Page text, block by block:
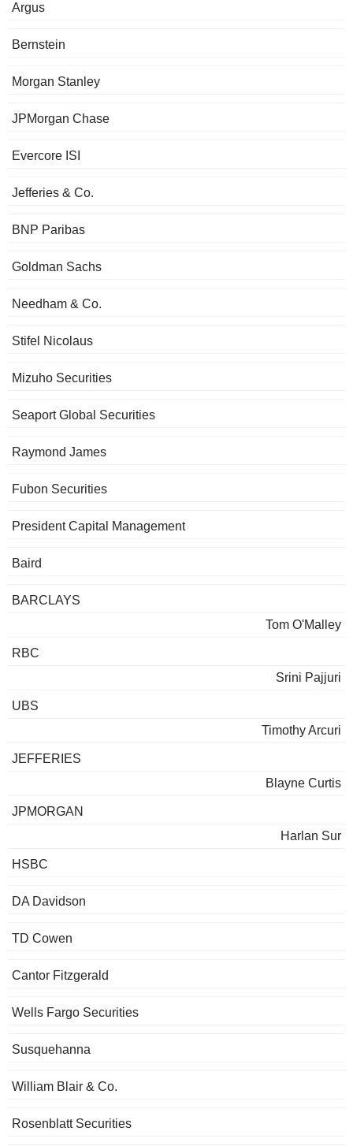
Argus
Bernstein
Morgan Stanley
JPMorgan Chase
Evercore ISI
Jefferies & Co.
BNP Paribas
Goldman Sachs
Needham & Co.
Stifel Nicolaus
Mizuho Securities
Seaport Global Securities
Raymond James
Fubon Securities
President Capital Management
Baird
BARCLAYS
Tom O'Malley
RBC
Srini Pajjuri
UBS
Timothy Arcuri
JEFFERIES
Blayne Curtis
JPMORGAN
Harlan Sur
HSBC
DA Davidson
TD Cowen
Cantor Fitzgerald
Wells Fargo Securities
Susquehanna
William Blair & Co.
Rosenblatt Securities